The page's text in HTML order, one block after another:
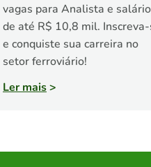
vagas para Analista e salário
de até R$ 10,8 mil.
e conquiste sua carreira no
setor ferroviário!
Ler mais>